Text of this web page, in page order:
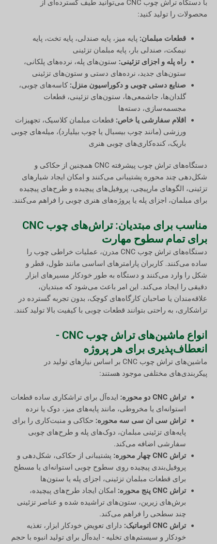
با دستگاه تراش چوب CNC می‌توانید طیف گسترده‌ای از
محصولات را تولید کنید:
قطعات مبلمان: پایه میز، پایه صندلی، پایه تخت، پایه
نیمکت، صندلی بار، پایه مبلمان تزئینی
راه پله و اجزای تزئینی: ستون‌های پله، نرده‌های پلکانی،
ستون‌های جدید، نرده‌های دستی و ستون‌های تزئینی
صنایع دستی چوبی و دکوراسیون منزل: کاسه‌های چوبی،
گلدان‌ها، جاشمعی‌ها، ستون‌های تزئینی، قطعات
مجسمه‌سازی، دسته‌ها
اقلام سفارشی یا خاص: قطعات مبلمان کلاسیک، تجهیزات
ورزشی (مانند چوب بیسبال یا چوب بیلیارد)، میله‌های چوبی
باریک، کنده‌کاری‌های چوبی هنری
دستگاه‌های تراش چوب پیشرفته CNC همچنین از حکاکی و
شکل‌دهی چند محوره پشتیبانی می‌کنند و امکان ایجاد شیارهای
تزئینی، الگوهای مارپیچی، پروفیل‌های پیچیده و طرح‌های پیچیده
برای مبلمان، اجزای پله یا پروژه‌های هنری چوبی را فراهم می‌کنند.
مناسب برای مبتدیان: تراش‌های چوب CNC
برای تمام سطوح مهارت
دستگاه‌های تراش چوب CNC مدرن، عملیات خراطی چوب را
ساده می‌کنند. کاربران پارامترهای اساسی مانند طول، قطر و
شکل را وارد می‌کنند و دستگاه به طور خودکار مسیرهای ابزار
دقیقی را ایجاد می‌کند. این امر باعث می‌شود که مبتدیان،
علاقه‌مندان یا صاحبان کارگاه‌های کوچک، بدون تجربه گسترده در
تراشکاری، به راحتی بتوانند قطعات چوبی با کیفیت بالا تولید کنند.
انواع ماشین‌های تراش چوب CNC -
انعطاف‌پذیری برای هر پروژه
ماشین‌های تراش چوب CNC بر اساس نیازهای تولید در
پیکربندی‌های مختلفی موجود هستند:
تراش CNC دو محوره:
ایده‌آل برای تراشکاری ساده قطعات
استوانه‌ای یا مخروطی، مانند پایه‌های میز، دوک یا نرده
تراش سی ان سی سه محوره: حکاکی و منبت‌کاری را برای
پایه‌های تزئینی مبلمان، دوک‌های پله و طرح‌های چوبی
سفارشی اضافه می‌کند.
تراش CNC چهار محوره:
پشتیبانی از حکاکی، شکل‌دهی و
پروفیل‌بندی پیچیده روی سطوح چوبی استوانه‌ای یا مسطح
برای قطعات مبلمان تزئینی، اجزای پله یا ستون‌ها
تراش CNC پنج محوره:
امکان ایجاد طرح‌های پیچیده،
برش‌های زیرین، ستون‌های تراشیده شده و عناصر تزئینی
چند سطحی را فراهم می‌کند.
تراش CNC اتوماتیک:
دارای تعویض خودکار ابزار، تغذیه
خودکار و سیستم‌های تخلیه - ایده‌آل برای تولید انبوه با حجم